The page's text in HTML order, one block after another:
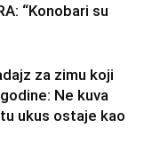
“Konobari su
za zimu koji
Ne kuva
ukus ostaje kao